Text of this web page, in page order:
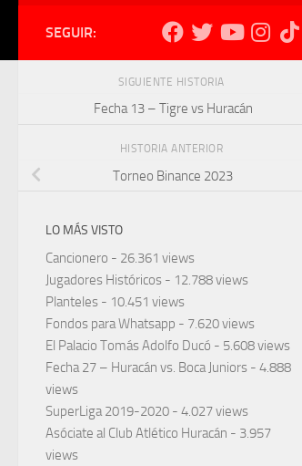
SEGUIR:
SIGUIENTE HISTORIA
Fecha 13 – Tigre vs Huracán
HISTORIA ANTERIOR
Torneo Binance 2023
LO MÁS VISTO
Cancionero - 26.361 views
Jugadores Históricos - 12.788 views
Planteles - 10.451 views
Fondos para Whatsapp - 7.620 views
El Palacio Tomás Adolfo Ducó - 5.608 views
Fecha 27 – Huracán vs. Boca Juniors - 4.888
views
SuperLiga 2019-2020 - 4.027 views
Asóciate al Club Atlético Huracán - 3.957
views